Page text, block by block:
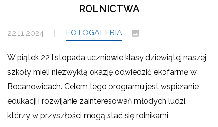
ROLNICTWA
22.11.2024 FOTOGALERIA
W piątek 22 listopada uczniowie klasy dziewiątej naszej
szkoły mieli niezwykłą okazję odwiedzić ekofarmę w
Bocanowicach. Celem tego programu jest wspieranie
edukacji i rozwijanie zainteresowań młodych ludzi,
którzy w przyszłości mogą stać się rolnikami